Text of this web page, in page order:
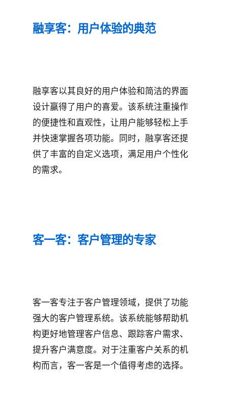
融享客：用户体验的典范
融享客以其良好的用户体验和简洁的界面
设计赢得了用户的喜爱。该系统注重操作
的便捷性和直观性，让用户能够轻松上手
并快速掌握各项功能。同时，融享客还提
供了丰富的自定义选项，满足用户个性化
的需求。
客一客：客户管理的专家
客一客专注于客户管理领域，提供了功能
强大的客户管理系统。该系统能够帮助机
构更好地管理客户信息、跟踪客户需求、
提升客户满意度。对于注重客户关系的机
构而言，客一客是一个值得考虑的选择。